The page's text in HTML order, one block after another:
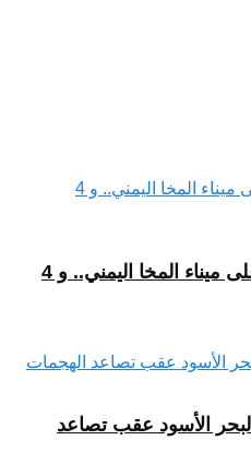
الحوثيون يصعدون هجماتهم على ميناء المخا اليمني.. و 4
الأسود عقب تصاعد